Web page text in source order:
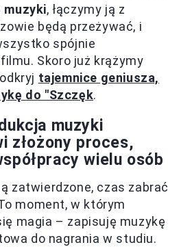
, łączymy ją z
będą przeżywać, i
spójnie
Skoro już krążymy
tajemnice geniusza,
do "Szczęk.
muzyki
złożony proces,
wielu osób
zatwierdzone, czas zabrać
moment, w którym
magia – zapisuję muzykę
do nagrania w studiu.